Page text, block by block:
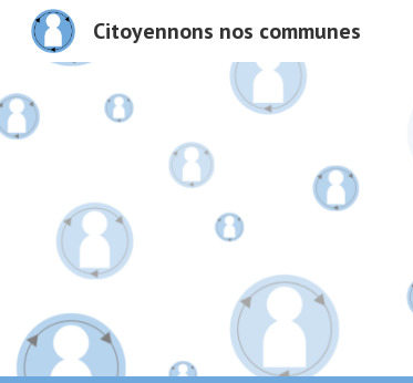
Citoyennons nos communes